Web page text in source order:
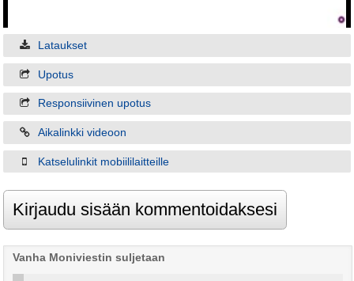
Lataukset
Upotus
Responsiivinen upotus
Aikalinkki videoon
Katselulinkit mobiililaitteille
Vanha Moniviestin suljetaan